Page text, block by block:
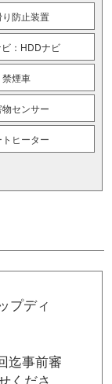
り防止装置
：HDDナビ
禁煙車
センサー
トヒーター
プディ
迄事前審
くださ